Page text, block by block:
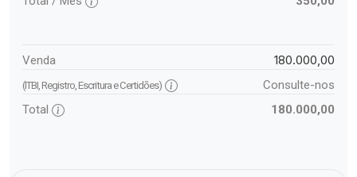
Venda 180.000,00
(ITBI, Registro, Escritura e Certidões)
Consulte-nos
Total
180.000,00